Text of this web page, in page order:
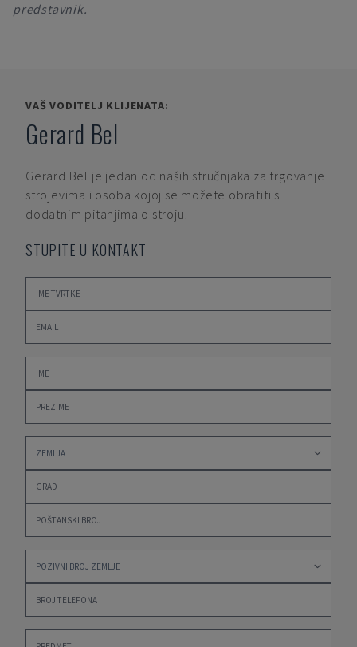
predstavnik.
VAŠ VODITELJ KLIJENATA:
Gerard Bel
Gerard Bel je jedan od naših stručnjaka za trgovanje
strojevima i osoba kojoj se možete obratiti s
dodatnim pitanjima o stroju.
STUPITE U KONTAKT